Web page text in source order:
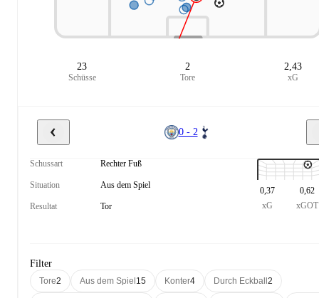
23
Schüsse
2
Tore
2,43
xG
0 - 2
Schussart Rechter Fuß
Situation Aus dem Spiel
Resultat Tor
0,37
xG
0,62
xGOT
Filter
Tore2 Aus dem Spiel 15 Konter4 Durch Eckball 2